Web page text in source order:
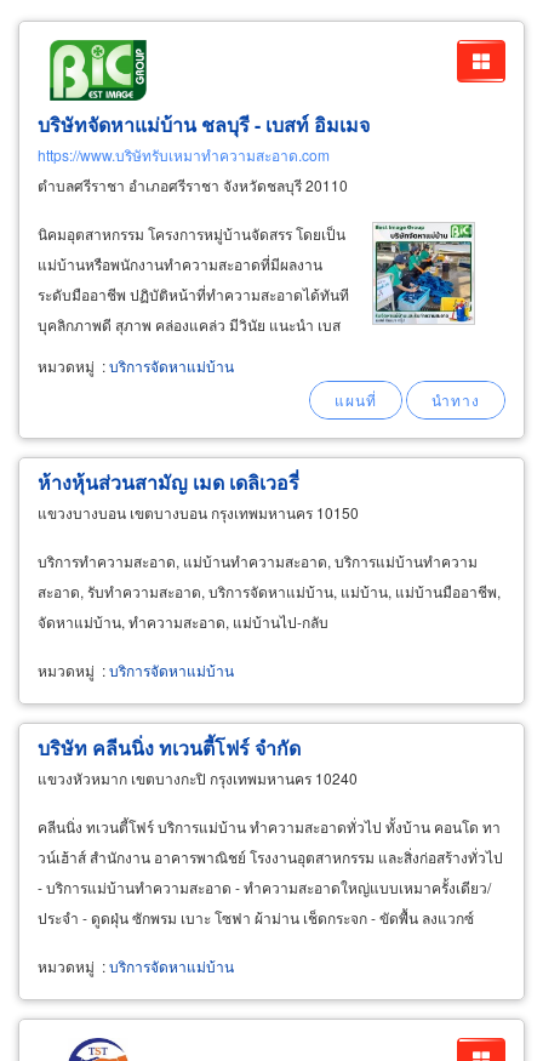
บริษัทจัดหาแม่บ้าน ชลบุรี - เบสท์ อิมเมจ
https://www.บริษัทรับเหมาทำความสะอาด.com
ตำบลศรีราชา อำเภอศรีราชา จังหวัดชลบุรี 20110
นิคมอุตสาหกรรม โครงการหมู่บ้านจัดสรร โดยเป็น
แม่บ้านหรือพนักงานทำความสะอาดที่มีผลงาน
ระดับมืออาชีพ ปฏิบัติหน้าที่ทำความสะอาดได้ทันที
บุคลิกภาพดี สุภาพ คล่องแคล่ว มีวินัย แนะนำ เบส
ประสบการณ์กว่า 30 ปี สร้างความประทับใจให้
ลูกค้าได้ด้วยหลัก “ใส่ใจในบริการด้วยคุณภาพ
bestservice
หมวดหมู่ :บริการจัดหาแม่บ้าน
ห้างหุ้นส่วนสามัญ เมด เดลิเวอรี่
แขวงบางบอน เขตบางบอน กรุงเทพมหานคร 10150
บริการทำความสะอาด, แม่บ้านทำความสะอาด, บริการแม่บ้านทำความ
สะอาด, รับทำความสะอาด, บริการจัดหาแม่บ้าน, แม่บ้าน, แม่บ้านมืออาชีพ,
จัดหาแม่บ้าน, ทำความสะอาด, แม่บ้านไป-กลับ
หมวดหมู่ :บริการจัดหาแม่บ้าน
บริษัท คลีนนิ่ง ทเวนตี้โฟร์ จำกัด
แขวงหัวหมาก เขตบางกะปิ กรุงเทพมหานคร 10240
คลีนนิ่ง ทเวนตี้โฟร์ บริการแม่บ้าน ทำความสะอาดทั่วไป ทั้งบ้าน คอนโด ทา
วน์เฮ้าส์ สำนักงาน อาคารพาณิชย์ โรงงานอุตสาหกรรม และสิ่งก่อสร้างทั่วไป
- บริการแม่บ้านทำความสะอาด - ทำความสะอาดใหญ่แบบเหมาครั้งเดียว/
ประจำ - ดูดฝุ่น ซักพรม เบาะ โซฟา ผ้าม่าน เช็ดกระจก - ขัดพื้น ลงแวกซ์
หมวดหมู่ :บริการจัดหาแม่บ้าน